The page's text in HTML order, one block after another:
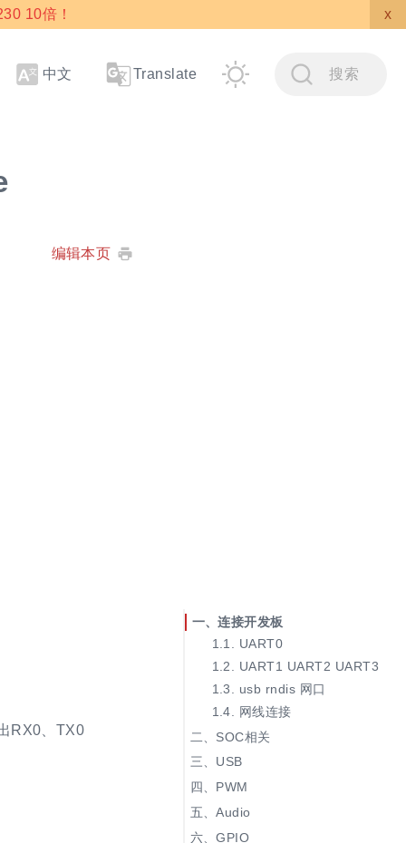
10倍！ x
中文 Translate 搜索
编辑本页
RX0、TX0
连接开发板
UART0
禁止 UART0 输出日志
UART1 UART2 UART3
usb rndis 网口
网线连接
SOC相关
USB
device
host
PWM
引脚复用
SYSFS方式操纵PWM
Audio
录音
GPIO